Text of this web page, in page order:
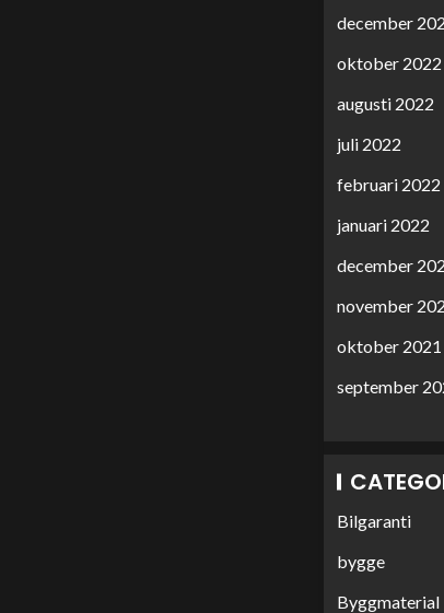
december
oktober 2022
augusti 2022
juli 2022
februari 2022
januari 2022
december
november
oktober 2021
september
Bilgaranti
bygge
Byggmaterial